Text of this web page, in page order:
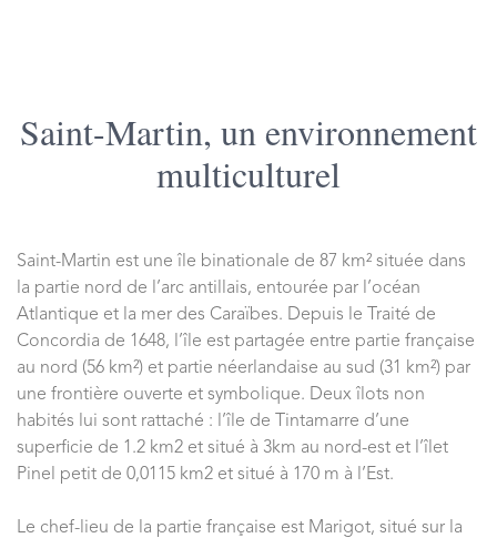
Saint-Martin, un environnement
multiculturel
Saint-Martin est une île binationale de 87 km² située dans
la partie nord de l’arc antillais, entourée par l’océan
Atlantique et la mer des Caraïbes. Depuis le Traité de
Concordia de 1648, l’île est partagée entre partie française
au nord (56 km²) et partie néerlandaise au sud (31 km²) par
une frontière ouverte et symbolique. Deux îlots non
habités lui sont rattaché : l’île de Tintamarre d’une
superficie de 1.2 km2 et situé à 3km au nord-est et l’îlet
Pinel petit de 0,0115 km2 et situé à 170 m à l’Est.
Le chef-lieu de la partie française est Marigot, situé sur la